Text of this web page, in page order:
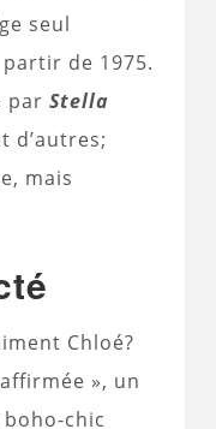
seul
de 1975.
par Stella
d’autres;
mais
Chloé?
», un
chic